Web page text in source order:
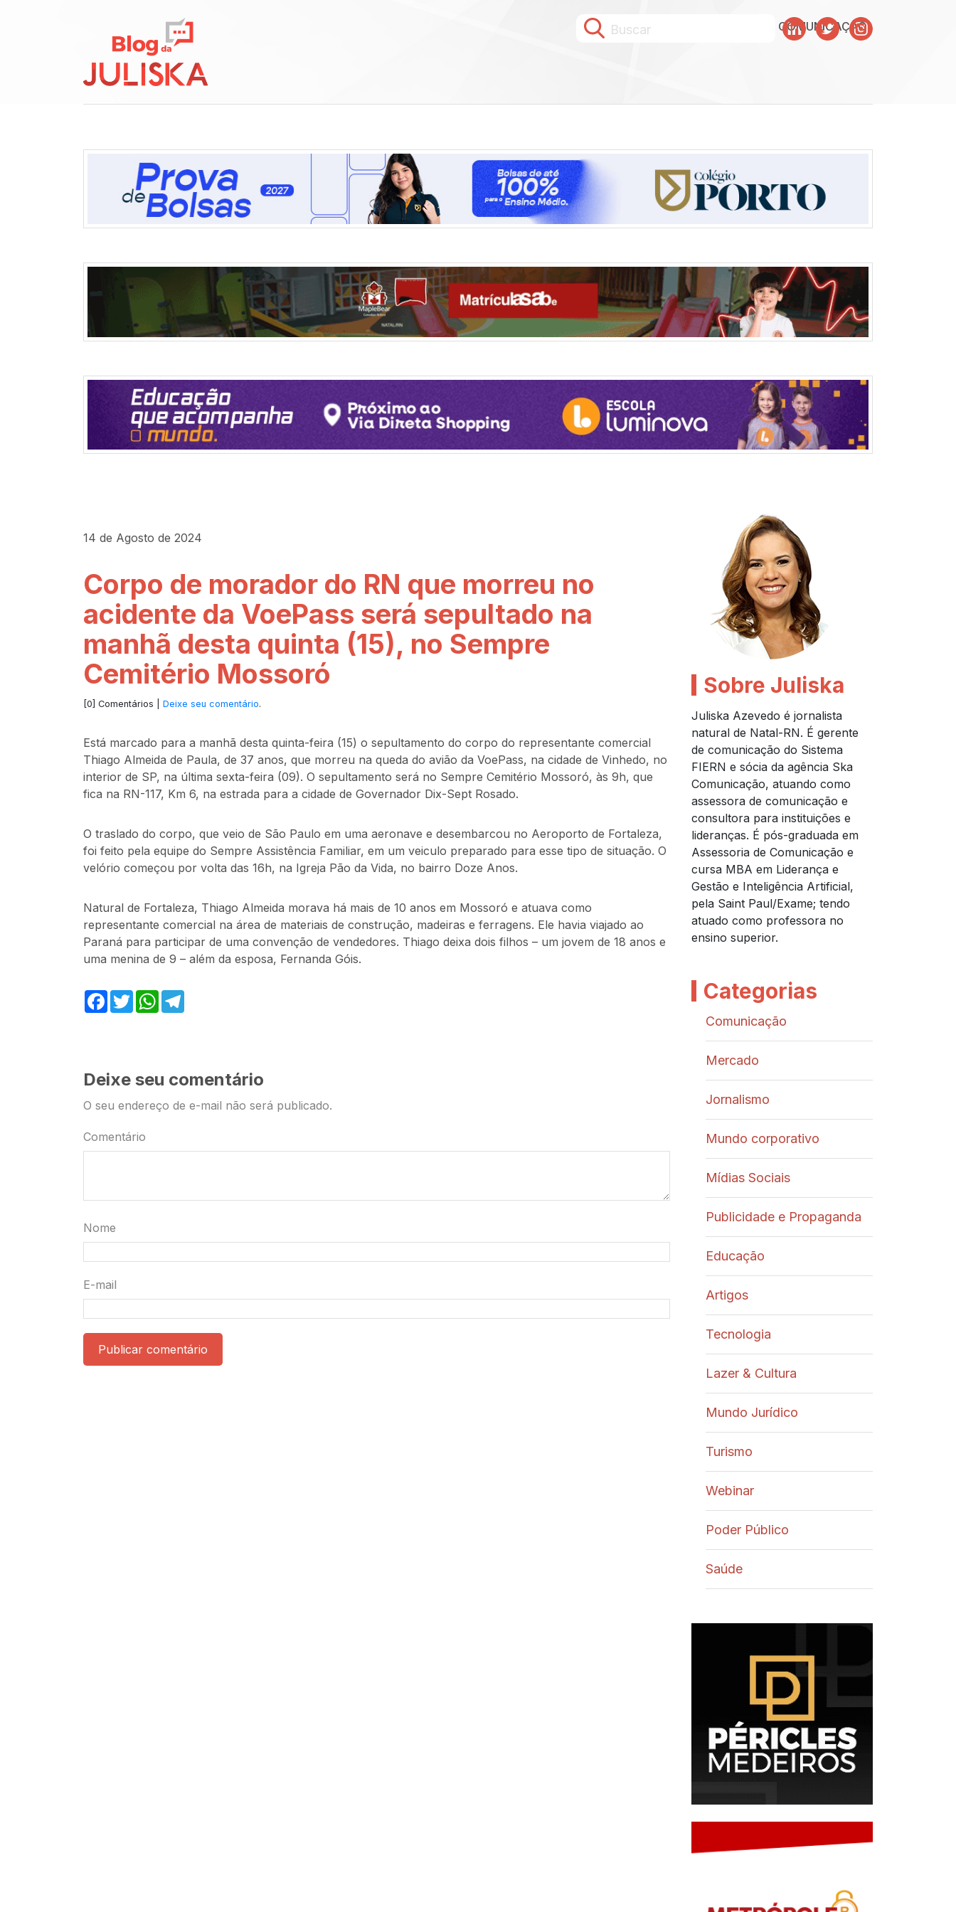
SKA COMUNICAÇÃO
14 de Agosto de 2024
Corpo de morador do RN que morreu no
acidente da VoePass será sepultado na
manhã desta quinta (15), no Sempre
Cemitério Mossoró
[0] Comentários | Deixe seu comentário.
Está marcado para a manhã desta quinta-feira (15) o sepultamento do corpo do representante comercial
Thiago Almeida de Paula, de 37 anos, que morreu na queda do avião da VoePass, na cidade de Vinhedo, no
interior de SP, na última sexta-feira (09). O sepultamento será no Sempre Cemitério Mossoró, às 9h, que
fica na RN-117, Km 6, na estrada para a cidade de Governador Dix-Sept Rosado.
O traslado do corpo, que veio de São Paulo em uma aeronave e desembarcou no Aeroporto de Fortaleza,
foi feito pela equipe do Sempre Assistência Familiar, em um veiculo preparado para esse tipo de situação. O
velório começou por volta das 16h, na Igreja Pão da Vida, no bairro Doze Anos.
Natural de Fortaleza, Thiago Almeida morava há mais de 10 anos em Mossoró e atuava como
representante comercial na área de materiais de construção, madeiras e ferragens. Ele havia viajado ao
Paraná para participar de uma convenção de vendedores. Thiago deixa dois filhos – um jovem de 18 anos e
uma menina de 9 – além da esposa, Fernanda Góis.
Facebook
Twitter WhatsApp
Deixe seu comentário
O seu endereço de e-mail não será publicado.
Comentário
Nome
E-mail
Publicar comentário
Sobre Juliska
Juliska Azevedo é jornalista
natural de Natal-RN. É gerente
de comunicação do Sistema
FIERN e sócia da agência Ska
Comunicação, atuando como
assessora de comunicação e
consultora para instituições e
lideranças. É pós-graduada em
Assessoria de Comunicação e
cursa MBA em Liderança e
Gestão e Inteligência Artificial,
pela Saint Paul/Exame; tendo
atuado como professora no
ensino superior.
Categorias
Comunicação
Mercado
Jornalismo
Mundo corporativo
Mídias Sociais
Publicidade e Propaganda
Educação
Artigos
Tecnologia
Lazer & Cultura
Mundo Jurídico
Turismo
Webinar
Poder Público
Saúde